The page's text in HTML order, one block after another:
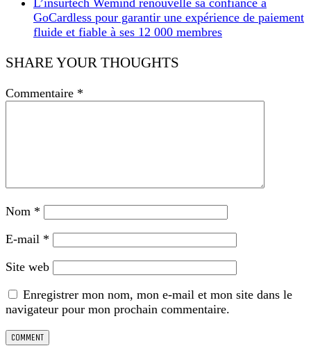
GoCardless pour garantir une expérience de paiement
fluide et fiable à ses 12 000 membres
SHARE YOUR THOUGHTS
Commentaire *
Nom *
E-mail *
Site web
Enregistrer mon nom, mon e-mail et mon site dans le
navigateur pour mon prochain commentaire.